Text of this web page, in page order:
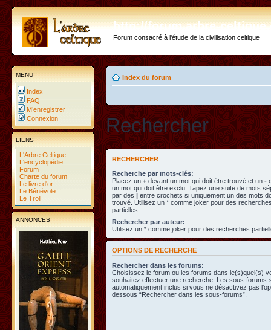
http://forum.arbre-
Forum consacré à l'étude de la civilisation celtique
MENU
Index
FAQ
M’enregistrer
Connexion
LIENS
L'Arbre Celtique
L'encyclopédie
Forum
Charte du forum
Le livre d'or
Le Bénévole
Le Troll
ANNONCES
Index du forum
Rechercher
RECHERCHER
Recherche par mots-clés:
Placez un + devant un mot qui doit être trouvé et un -
un mot qui doit être exclu. Tapez une suite de mots
par des | entre crochets si uniquement un des mots
trouvé. Utilisez un * comme joker pour des
partielles.
Rechercher par auteur:
Utilisez un * comme joker pour des recherches
OPTIONS DE RECHERCHE
Rechercher dans les forums:
Choisissez le forum ou les forums dans le(s)quel(s)
souhaitez effectuer une recherche. Les sous-forums
automatiquement inclus si vous ne désactivez pas
dessous “Rechercher dans les sous-forums”.